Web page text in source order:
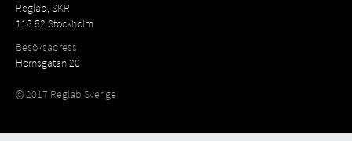
Reglab, SKR
118 82 Stockholm
Besöksadress
Hornsgatan 20
© 2017 Reglab Sverige